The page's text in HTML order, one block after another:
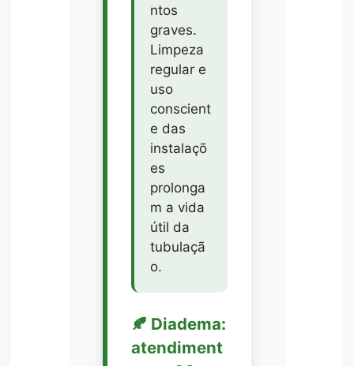
ntos
graves.
Limpeza
regular e
uso
conscient
e das
instalaçõ
es
prolonga
m a vida
útil da
tubulaçã
o.
🍂 Diadema:
atendiment